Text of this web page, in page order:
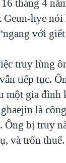
tháng 4
Geun-hye
với
truy lùng
tiếp tục.
một gia đình
là
Ông bị truy
và trốn thuế.